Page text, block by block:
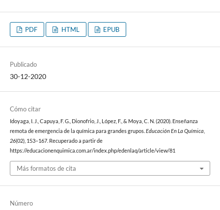
PDF HTML EPUB
Publicado
30-12-2020
Cómo citar
Idoyaga, I. J., Capuya, F. G., Dionofrio, J., López, F., & Moya, C. N. (2020). Enseñanza
remota de emergencia de la química para grandes grupos.Educación En La Química,
26(02), 153–167. Recuperado a partir de
https://educacionenquimica.com.ar/index.php/edenlaq/article/view/81
Más formatos de cita
Número